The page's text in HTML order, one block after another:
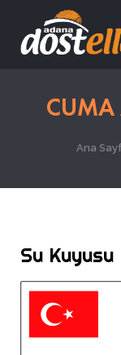
CUMA
Ana
Su Kuyusu